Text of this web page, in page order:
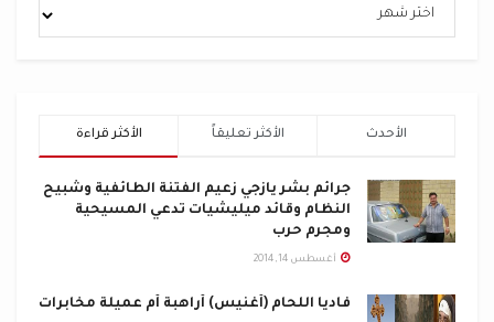
الأكثر قراءة الأكثر تعليقاً الأحدث
جرائم بشر يازجي زعيم الفتنة الطائفية وشبيح
النظام وقائد ميليشيات تدعي المسيحية
ومجرم حرب
أغسطس 14, 2014
فاديا اللحام (أغنيس) أراهبة أم عميلة مخابرات